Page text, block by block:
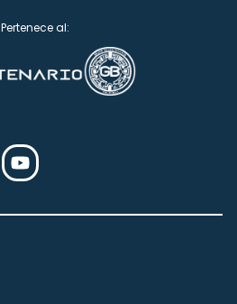
Pertenece al: